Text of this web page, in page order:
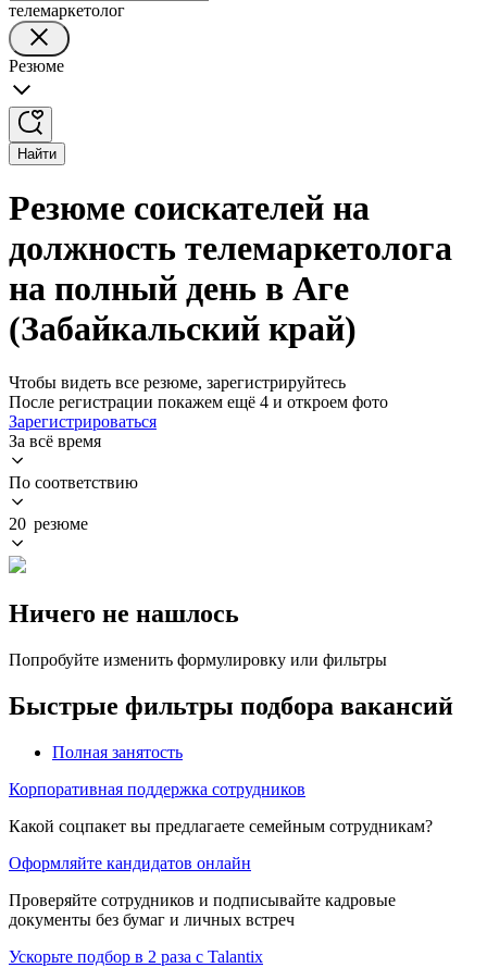
телемаркетолог
Резюме
Найти
Резюме соискателей на
должность телемаркетолога
на полный день в Аге
(Забайкальский край)
Чтобы видеть все резюме, зарегистрируйтесь
После регистрации покажем ещё 4 и откроем фото
Зарегистрироваться
За всё время
По соответствию
20 резюме
Ничего не нашлось
Попробуйте изменить формулировку или фильтры
Быстрые фильтры подбора вакансий
Полная занятость
Корпоративная поддержка сотрудников
Какой соцпакет вы предлагаете семейным сотрудникам?
Оформляйте кандидатов онлайн
Проверяйте сотрудников и подписывайте кадровые
документы без бумаг и личных встреч
Ускорьте подбор в 2 раза с Talantix